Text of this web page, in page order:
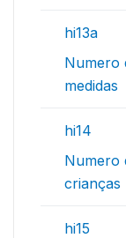
hi13a
Numero
medidas
hi14
Numero
crianças
hi15